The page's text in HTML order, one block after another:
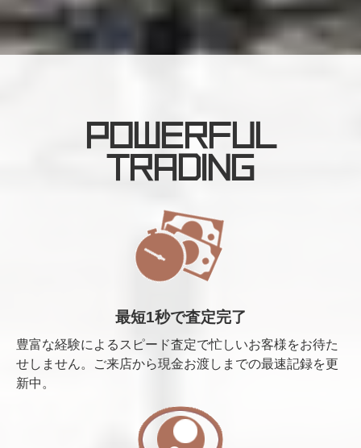
POWERFUL
TRADING
最短1秒で査定完了
豊富な経験によるスピード査定で忙しいお客様をお待た
せしません。ご来店から現金お渡しまでの最速記録を更
新中。